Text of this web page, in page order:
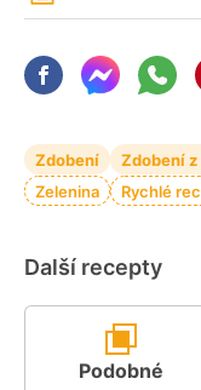
Zdobení Zdobení
Zelenina
Rychlé
Další recepty
Podobné